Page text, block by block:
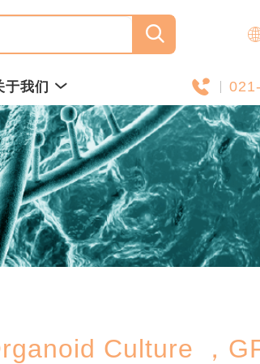
于我们
Culture ，